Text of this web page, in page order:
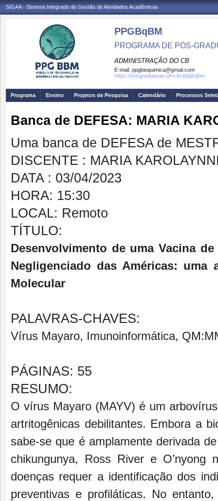
SIGAA - Sistema Integrado de Gestão de Atividades Acadêmicas
PPGBqBM
PROGRAMA DE PÓS-
ADMINISTRAÇÃO DO CB
E-mail: ppgbioquimica@gmail.com
https://posgraduacao.ufrn.br/ppgbqbm
Programa Ensino Projetos de Pesquisa Calendário Processos
Banca de DEFESA: MARIA
Uma banca de DEFESA de
DISCENTE : MARIA
DATA : 03/04/2023
HORA: 15:30
LOCAL: Remoto
TÍTULO:
Desenvolvimento de uma Vacina
Negligenciado das Américas: uma
Molecular
PALAVRAS-CHAVES:
Vírus Mayaro, Imunoinformática,
PÁGINAS: 55
RESUMO:
O vírus Mayaro (MAYV) é um
artritogênicas debilitantes. Embora a
sabe-se que é amplamente derivada
chikungunya, Ross River e O’nyong
doenças requer a identificação dos
preventivas e profiláticas. No